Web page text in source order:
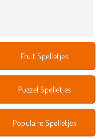
Fruit Spelletjes
Puzzel Spelletjes
Populaire Spelletjes